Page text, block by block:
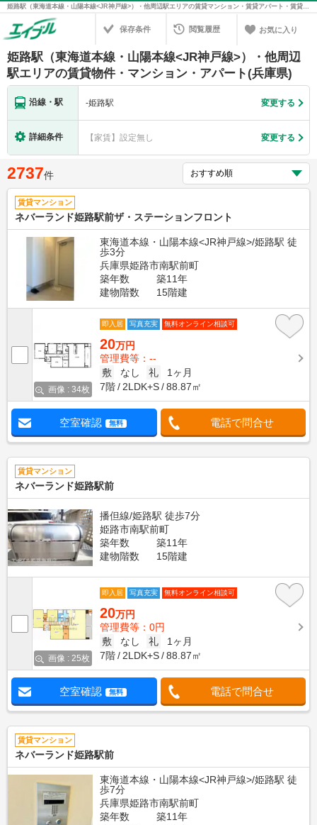
姫路駅（東海道本線・山陽本線<JR神戸線>）・他周辺駅エリアの賃貸マンション・賃貸アパート・賃貸住宅の不動産情報を検索！不動産賃貸の物件探しは、お部屋探しのエイブル
保存条件 閲覧履歴 お気に入り
姫路駅（東海道本線・山陽本線<JR神戸線>）・他周辺
駅エリアの賃貸物件・マンション・アパート(兵庫県)
沿線・駅 -姫路駅 変更する
詳細条件 【家賃】設定無し 変更する
2737件
賃貸マンション
ネバーランド姫路駅前ザ・ステーションフロント
東海道本線・山陽本線<JR神戸線>/姫路駅 徒
歩3分
兵庫県姫路市南駅前町
築年数
築11年
建物階数
15階建
画像 : 34枚
即入居 写真充実 無料オンライン相談可
20万円
管理費等：--
敷
なし 礼
1ヶ月
7階
2LDK+S 88.87㎡
空室確認 無料 電話で問合せ
賃貸マンション
ネバーランド姫路駅前
播但線/姫路駅 徒歩7分
姫路市南駅前町
築年数
築11年
建物階数
15階建
画像 : 25枚
即入居 写真充実 無料オンライン相談可
20万円
管理費等：0円
敷
なし 礼
1ヶ月
7階
2LDK+S 88.87㎡
空室確認 無料 電話で問合せ
賃貸マンション
ネバーランド姫路駅前
東海道本線・山陽本線<JR神戸線>/姫路駅 徒
歩7分
兵庫県姫路市南駅前町
築年数
築11年